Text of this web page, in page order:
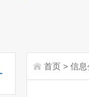
首页 > 信息